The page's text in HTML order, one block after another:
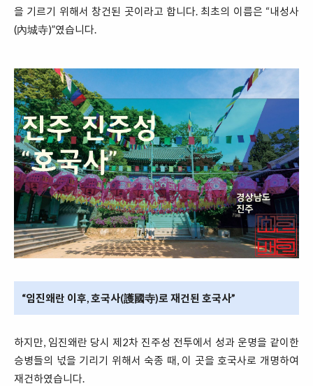
을 기르기 위해서 창건된 곳이라고 합니다. 최초의 이름은 “내성사
(內城寺)”였습니다.
“임진왜란 이후, 호국사(護國寺)로 재건된 호국사”
하지만, 임진왜란 당시 제2차 진주성 전투에서 성과 운명을 같이한
승병들의 넋을 기리기 위해서 숙종 때, 이 곳을 호국사로 개명하여
재건하였습니다.